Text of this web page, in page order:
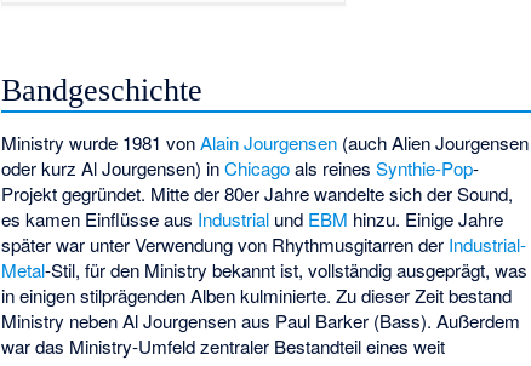
Bandgeschichte
Ministry wurde 1981 vonAlain Jourgensen (auch Alien Jourgensen
oder kurz Al Jourgensen) inChicagoals reinesSynthie-Pop-
Projekt gegründet. Mitte der 80er Jahre wandelte sich der Sound,
es kamen Einflüsse aus Industrial und EBM hinzu. Einige Jahre
später war unter Verwendung von Rhythmusgitarren der Industrial-
Metal-Stil, für den Ministry bekannt ist, vollständig ausgeprägt, was
in einigen stilprägenden Alben kulminierte. Zu dieser Zeit bestand
Ministry neben Al Jourgensen aus Paul Barker (Bass). Außerdem
war das Ministry-Umfeld zentraler Bestandteil eines weit